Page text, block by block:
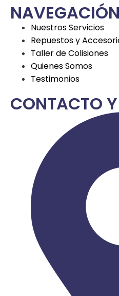
NAVEGACIÓN
Nuestros Servicios
Repuestos y
Taller de Colisiones
Quienes Somos
Testimonios
CONTACTO